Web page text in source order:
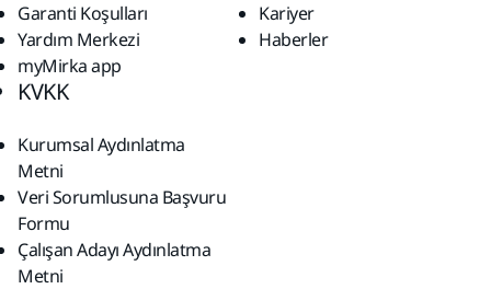
Garanti Koşulları
Yardım Merkezi
myMirka app
Kariyer
Haberler
KVKK
Kurumsal Aydınlatma
Metni
Veri Sorumlusuna Başvuru
Formu
Çalışan Adayı Aydınlatma
Metni